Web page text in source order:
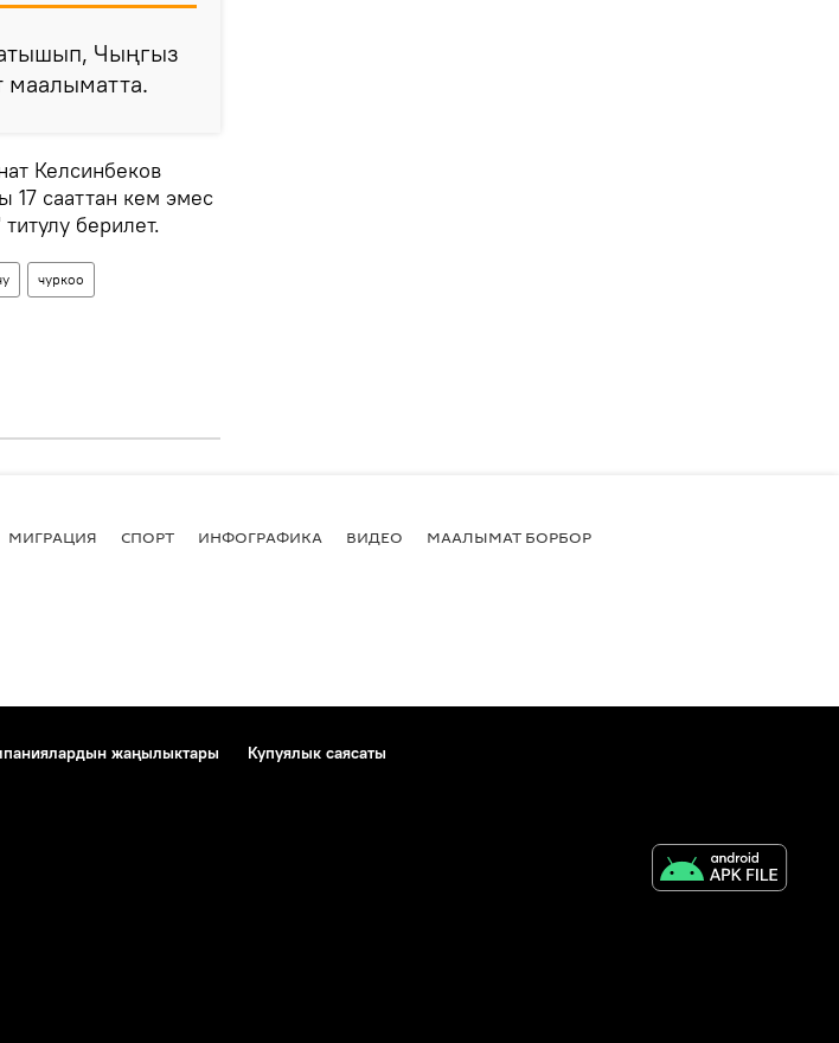
Чыңгыз
маалыматта.
Келсинбеков
17 сааттан кем эмес
берилет.
чуркоо
МИГРАЦИЯ СПОРТ ИНФОГРАФИКА ВИДЕО МААЛЫМАТ БОРБОР
жаңылыктары
Купуялык саясаты